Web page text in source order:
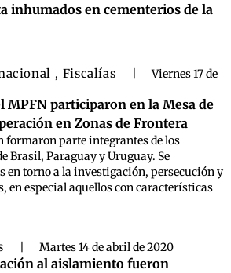
inhumados en cementerios de la
, Fiscalías
Viernes 17 de
MPFN participaron en la Mesa de
en Zonas de Frontera
formaron parte integrantes de los
Brasil, Paraguay y Uruguay. Se
en torno a la investigación, persecución y
en especial aquellos con características
Martes 14 de abril de 2020
al aislamiento fueron